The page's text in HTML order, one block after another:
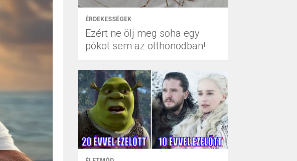
ÉRDEKESSÉGEK
Ezért ne ölj meg soha egy
pókot sem az otthonodban!